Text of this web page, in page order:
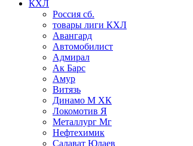
КХЛ
Россия сб.
товары лиги КХЛ
Авангард
Автомобилист
Адмирал
Ак Барс
Амур
Витязь
Динамо М ХК
Локомотив Я
Металлург Мг
Нефтехимик
Салават Юлаев